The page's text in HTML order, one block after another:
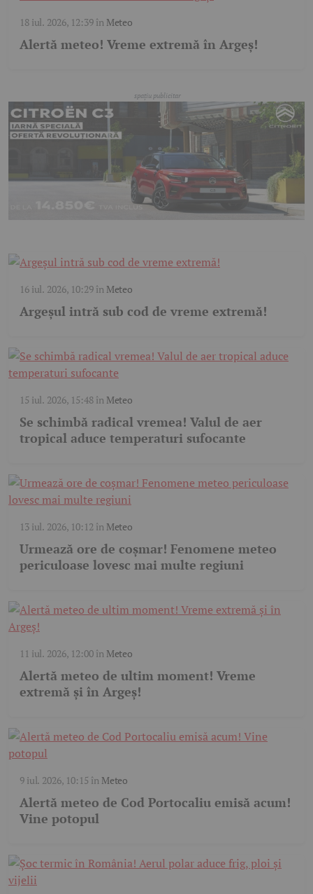
18 iul. 2026, 12:39în Meteo
Alertă meteo! Vreme extremă în Argeș!
16 iul. 2026, 10:29în Meteo
Argeșul intră sub cod de vreme extremă!
15 iul. 2026, 15:48în Meteo
Se schimbă radical vremea! Valul de aer
tropical aduce temperaturi sufocante
13 iul. 2026, 10:12 în Meteo
Urmează ore de coșmar! Fenomene meteo
periculoase lovesc mai multe regiuni
11 iul. 2026, 12:00în Meteo
Alertă meteo de ultim moment! Vreme
extremă și în Argeș!
9 iul. 2026, 10:15 în Meteo
Alertă meteo de Cod Portocaliu emisă acum!
Vine potopul